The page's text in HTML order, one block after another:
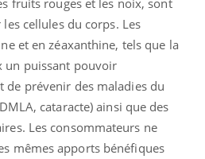
cellules du corps. Les
et en zéaxanthine, tels que la
un puissant pouvoir
prévenir des maladies du
cataracte) ainsi que des
Les consommateurs ne
mêmes apports bénéfiques